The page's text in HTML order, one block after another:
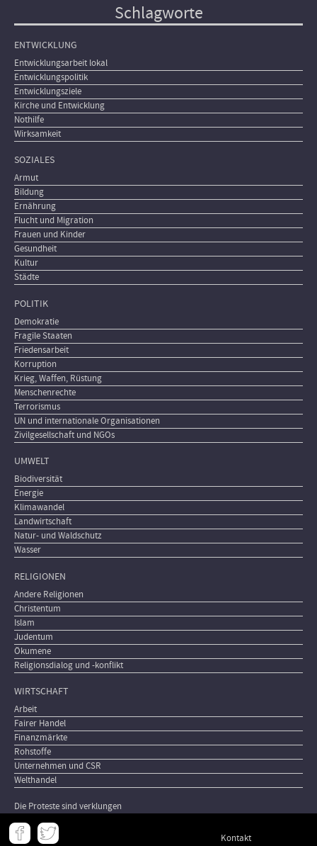
Schlagworte
ENTWICKLUNG
Entwicklungsarbeit lokal
Entwicklungspolitik
Entwicklungsziele
Kirche und Entwicklung
Nothilfe
Wirksamkeit
SOZIALES
Armut
Bildung
Ernährung
Flucht und Migration
Frauen und Kinder
Gesundheit
Kultur
Städte
POLITIK
Demokratie
Fragile Staaten
Friedensarbeit
Korruption
Krieg, Waffen, Rüstung
Menschenrechte
Terrorismus
UN und internationale Organisationen
Zivilgesellschaft und NGOs
UMWELT
Biodiversität
Energie
Klimawandel
Landwirtschaft
Natur- und Waldschutz
Wasser
RELIGIONEN
Andere Religionen
Christentum
Islam
Judentum
Ökumene
Religionsdialog und -konflikt
WIRTSCHAFT
Arbeit
Fairer Handel
Finanzmärkte
Rohstoffe
Unternehmen und CSR
Welthandel
Die Proteste sind verklungen
Meta Kontakt